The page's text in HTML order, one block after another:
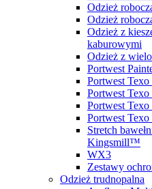
Odzież
Odzież
Odzież z
kaburowymi
Odzież z
Portwest
Portwest Texo
Portwest Texo
Portwest Texo
Portwest
Stretch
Kingsmill™
WX3
Zestawy
Odzież trudnopalna